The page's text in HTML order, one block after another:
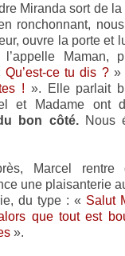
Miranda sort de
ronchonnant,
ouvre la porte et
Maman,
Qu’est-ce tu dis ?»
! ». Elle parlait
et Madame ont
bon côté.Nous
Marcel
une plaisanterie
du type : « Salut
que tout est
».